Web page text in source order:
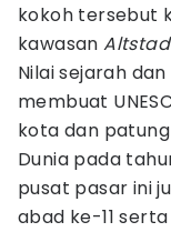
kokoh tersebut
kawasan
Nilai sejarah
membuat
kota dan patung
Dunia pada
pusat pasar ini
abad ke-11